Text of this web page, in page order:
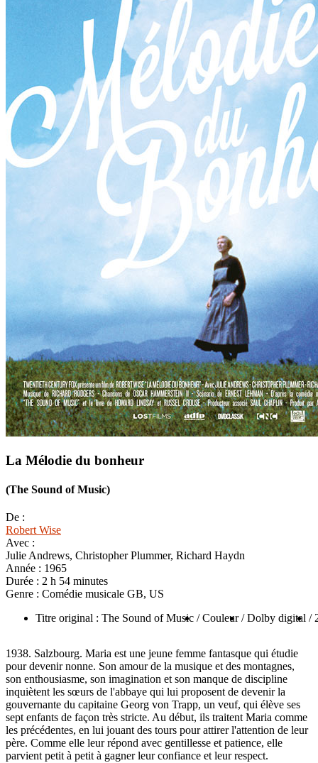
La Mélodie du bonheur
(The Sound of Music)
De :
Robert Wise
Avec :
Julie Andrews, Christopher Plummer, Richard Haydn
Année : 1965
Durée : 2 h 54 minutes
Genre : Comédie musicale GB, US
Titre original : The Sound of Music / Couleur / Dolby digital /
1938. Salzbourg. Maria est une jeune femme fantasque qui étudie
pour devenir nonne. Son amour de la musique et des montagnes,
son enthousiasme, son imagination et son manque de discipline
inquiètent les sœurs de l'abbaye qui lui proposent de devenir la
gouvernante du capitaine Georg von Trapp, un veuf, qui élève ses
sept enfants de façon très stricte. Au début, ils traitent Maria comme
les précédentes, en lui jouant des tours pour attirer l'attention de leur
père. Comme elle leur répond avec gentillesse et patience, elle
parvient petit à petit à gagner leur confiance et leur respect.